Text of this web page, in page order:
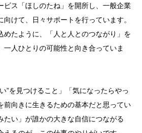
ビス「ほしのたね」を開所し、一般企業
けて、日々サポートを行っています。
めたように、「人と人とのつながり」を
一人ひとりの可能性と向き合っていま
”を見つけること」「気になったらやっ
前向きに生きるための基本だと思ってい
たい」が誰かの大きな自信につながる